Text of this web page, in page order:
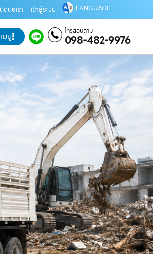
ติดต่อเรา เข้าสู่ระบบ LANGUAGE
เมนู โทรสอบถาม
098-482-9976